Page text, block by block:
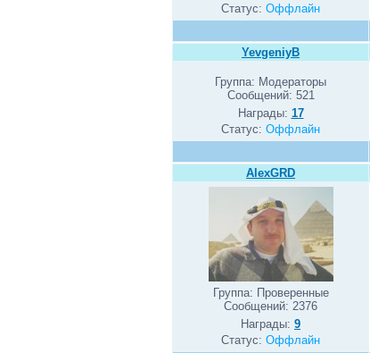
Статус: Оффлайн
YevgeniyB
Группа: Модераторы
Сообщений: 521
Награды: 17
Статус: Оффлайн
AlexGRD
Группа: Проверенные
Сообщений: 2376
Награды: 9
Статус: Оффлайн